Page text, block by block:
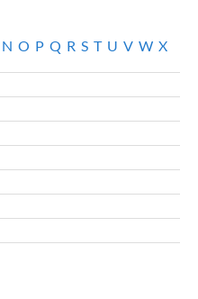
N O P Q R S T U V W X